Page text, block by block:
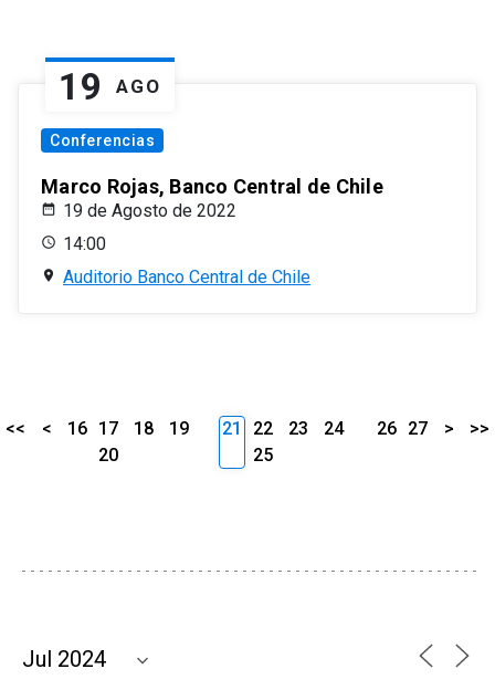
19 AGO
Conferencias
Marco Rojas, Banco Central de Chile
19 de Agosto de 2022
14:00
Auditorio Banco Central de Chile
<< < 16 17 18
19
20
21 22 23
24
25
26 27 > >>